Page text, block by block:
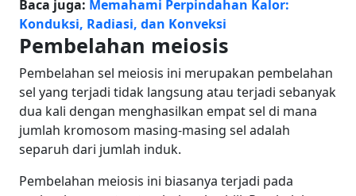
Baca juga: Memahami Perpindahan Kalor:
Konduksi, Radiasi, dan Konveksi
Pembelahan meiosis
Pembelahan sel meiosis ini merupakan pembelahan
sel yang terjadi tidak langsung atau terjadi sebanyak
dua kali dengan menghasilkan empat sel di mana
jumlah kromosom masing-masing sel adalah
separuh dari jumlah induk.
Pembelahan meiosis ini biasanya terjadi pada